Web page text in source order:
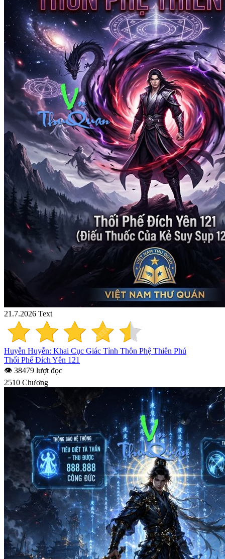
21.7.2026 Text
Huyễn Huyễn: Khai Cục Giác Tỉnh Thôn Phệ Thiên Phú
Thối Phế Đích Yên 121
👁 38479 lượt đọc
2510 Chương